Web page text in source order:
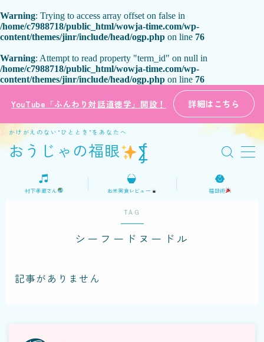
Warning: Trying to access array offset on false in
/home/c7988718/public_html/wowja-time.com/wp-
content/themes/jinr/include/head/ogp.php on line 76
Warning: Attempt to read property "term_id" on null in
/home/c7988718/public_html/wowja-time.com/wp-
content/themes/jinr/include/head/ogp.php on line 76
YouTube「ふんわり対話道徳学」開設！ 詳細はこちら
おうじゃの福眼 ⨋
かけがえのない“ひととき”をあなたへ
MENU
ホーム
プロフィール
ご意見・お問い合わせ
日本語
おうじゃの福話術
村下孝蔵さん お米実食レビュー 福話術
TAG
シーフードヌードル
記事がありません